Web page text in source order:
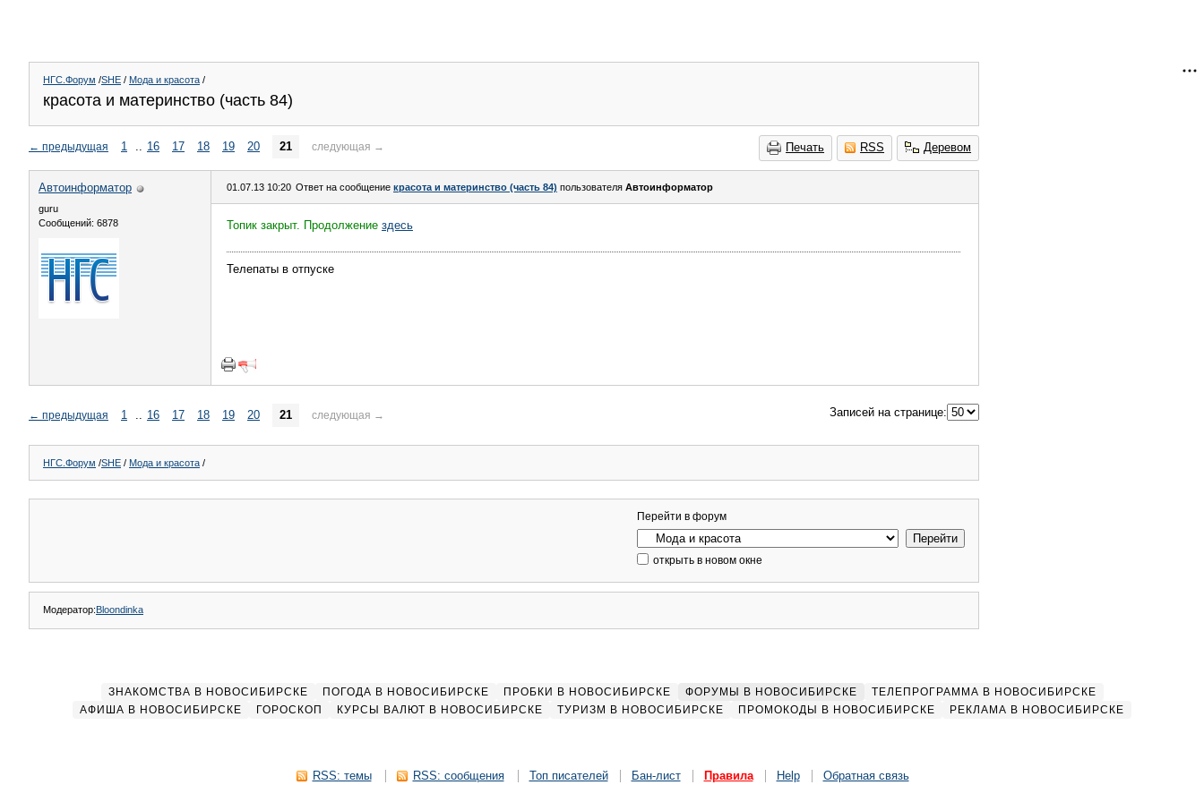
НГС.Форум /SHE / Мода и красота /
красота и материнство (часть 84)
Печать RSS Деревом
← предыдущая 1 .. 16 17 18 19 20 21 следующая →
Автоинформатор
guru
Сообщений: 6878
01.07.13 10:20 Ответ на сообщение красота и материнство (часть 84) пользователя Автоинформатор
Топик закрыт. Продолжение здесь
Телепаты в отпуске
← предыдущая 1 .. 16 17 18 19 20 21 следующая → Записей на странице:
НГС.Форум /SHE / Мода и красота /
Перейти в форум
открыть в новом окне
Модератор:Bloondinka
ЗНАКОМСТВА В НОВОСИБИРСКЕ ПОГОДА В НОВОСИБИРСКЕ ПРОБКИ В НОВОСИБИРСКЕ ФОРУМЫ В НОВОСИБИРСКЕ
ТЕЛЕПРОГРАММА В НОВОСИБИРСКЕ
АФИША В НОВОСИБИРСКЕ
ГОРОСКОП КУРСЫ ВАЛЮТ В НОВОСИБИРСКЕ ТУРИЗМ В НОВОСИБИРСКЕ ПРОМОКОДЫ В НОВОСИБИРСКЕ РЕКЛАМА В НОВОСИБИРСКЕ
RSS: темы RSS: сообщения Топ писателей Бан-лист Правила Help Обратная связь